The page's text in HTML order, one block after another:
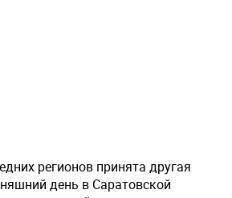
регионов принята другая
день в Саратовской